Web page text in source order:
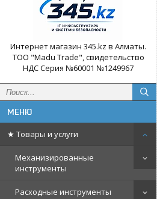
Интернет магазин 345.kz в Алматы.
ТОО "Madu Trade", свидетельство
НДС Серия №60001 №1249967
★ Товары и услуги
Механизированные
инструменты
Расходные инструменты